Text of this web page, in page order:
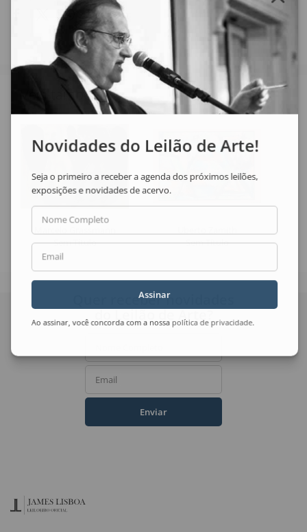
Veja também
Sem Título
Sem Título
Novidades do Leilão de Arte!
Seja o primeiro a receber a agenda dos próximos leilões,
exposições e novidades de acervo.
Nome Completo
Email
Assinar
Ao assinar, você concorda com a nossa política de privacidade.
Quer receber novidades
do Leilão de Arte?
Email
Enviar